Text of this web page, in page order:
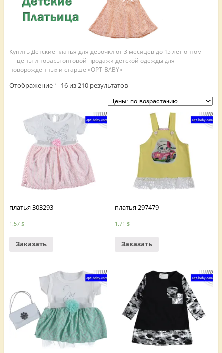
Купить Детские платья для девочки от 3 месяцев до 15 лет оптом
— цены и товары оптовой продажи детской одежды для
новорожденных и старше «OPT-BABY»
Отображение 1–16 из 210 результатов
платья 303293
1.57 $
Заказать
платья 297479
1.71 $
Заказать